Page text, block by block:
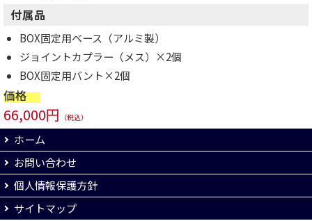
付属品
BOX固定用ベース（アルミ製）
ジョイントカプラー（メス）×2個
BOX固定用バント×2個
価格
66,000円 （税込）
ホーム
お問い合わせ
個人情報保護方針
サイトマップ